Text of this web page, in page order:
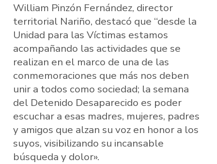
William Pinzón Fernández, director
territorial Nariño, destacó que “desde la
Unidad para las Víctimas estamos
acompañando las actividades que se
realizan en el marco de una de las
conmemoraciones que más nos deben
unir a todos como sociedad; la semana
del Detenido Desaparecido es poder
escuchar a esas madres, mujeres, padres
y amigos que alzan su voz en honor a los
suyos, visibilizando su incansable
búsqueda y dolor».